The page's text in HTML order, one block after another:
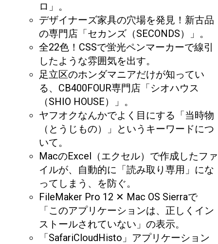
ロ」。
デザイナーズ家具の穴場を発見！新古品
の専門店「セカンズ（SECONDS）」。
全22色！CSSで蛍光ペンマーカーで線引
したような雰囲気を出す。
足立区のホンダマニアだけが知ってい
る、CB400FOUR専門店「シオハウス
（SHIO HOUSE）」。
ヤフオクなんかでよく目にする「当時物
（とうじもの）」というキーワードにつ
いて。
MacのExcel（エクセル）で作成したファ
イルが、自動的に「読み取り専用」にな
ってしまう、を防ぐ。
FileMaker Pro 12 ✕ Mac OS Sierraで
「このアプリケーションは、正しくイン
ストールされていない」の表示。
「SafariCloudHisto」アプリケーション